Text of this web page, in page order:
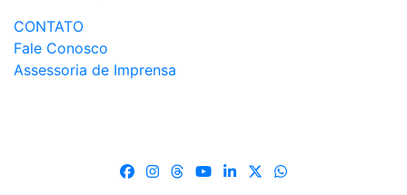
CONTATO
Fale Conosco
Assessoria de Imprensa